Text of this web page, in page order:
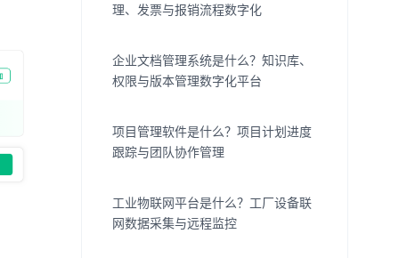
理、发票与报销流程数字化
企业文档管理系统是什么？知识库、
权限与版本管理数字化平台
项目管理软件是什么？项目计划进度
跟踪与团队协作管理
工业物联网平台是什么？工厂设备联
网数据采集与远程监控